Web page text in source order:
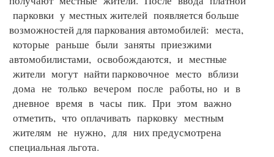
парковки у местных жителей появляется больше
возможностей для паркования автомобилей: места,
которые раньше были заняты приезжими
автомобилистами, освобождаются, и местные
жители могут найти парковочное место вблизи
дома не только вечером после работы, но и в
дневное время в часы пик. При этом важно
отметить, что оплачивать парковку местным
жителям не нужно, для них предусмотрена
специальная льгота.